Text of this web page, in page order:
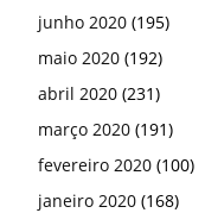
junho 2020 (195)
maio 2020 (192)
abril 2020 (231)
março 2020 (191)
fevereiro 2020 (100)
janeiro 2020 (168)